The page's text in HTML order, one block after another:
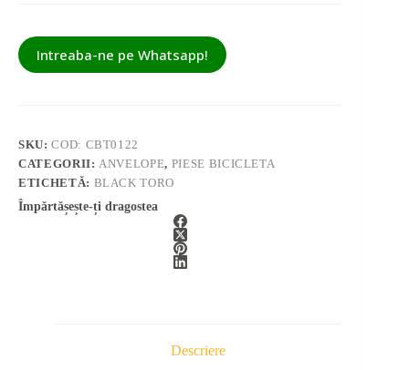
Intreaba-ne pe Whatsapp!
SKU:COD: CBT0122
CATEGORII: ANVELOPE, PIESE BICICLETA
ETICHETĂ: BLACK TORO
Împărtășește-ți dragostea
Descriere